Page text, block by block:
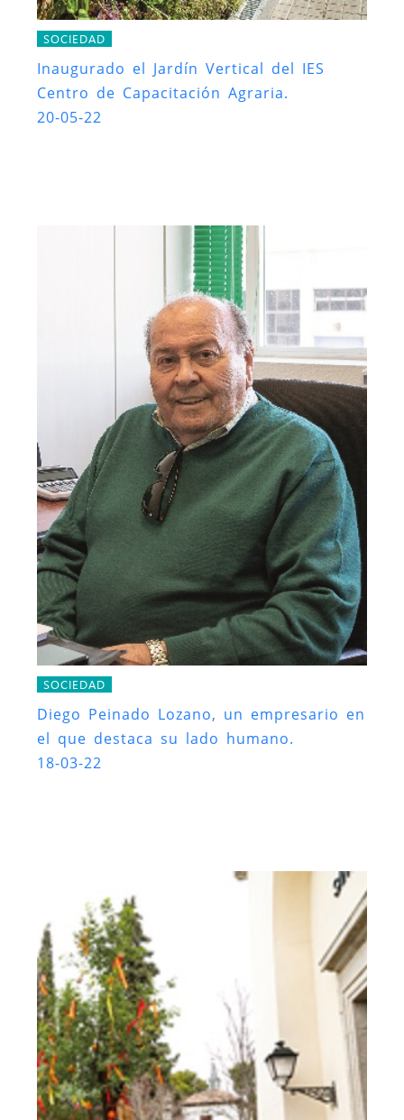
SOCIEDAD
Inaugurado el Jardín Vertical del IES
Centro de Capacitación Agraria.
20-05-22
SOCIEDAD
Diego Peinado Lozano, un empresario en
el que destaca su lado humano.
18-03-22